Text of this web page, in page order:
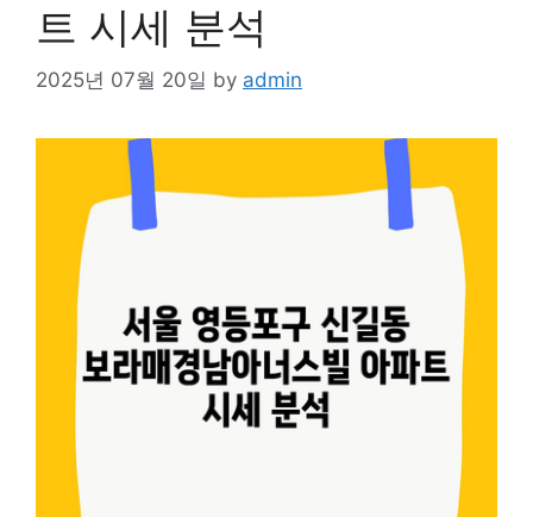
트 시세 분석
2025년 07월 20일 by admin